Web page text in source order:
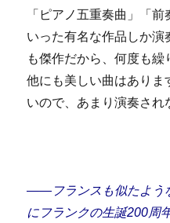
「ピアノ五重奏曲」「
いった有名な作品しか
も傑作だから、何度も繰
他にも美しい曲はありま
いので、あまり演奏され
――フランスも似たよう
にフランクの生誕200周